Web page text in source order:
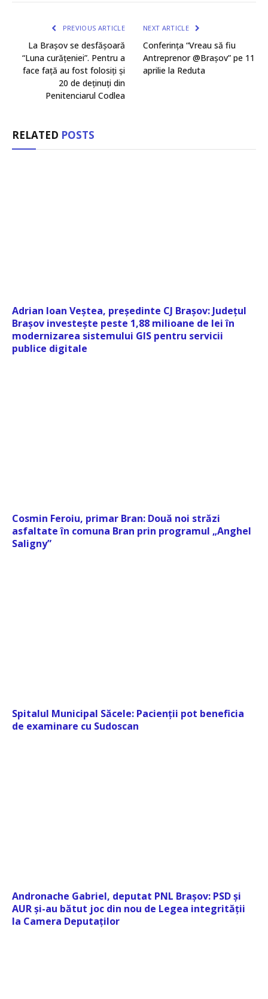
PREVIOUS ARTICLE
La Brașov se desfășoară
“Luna curățeniei”. Pentru a
face față au fost folosiți și
20 de deținuți din
Penitenciarul Codlea
NEXT ARTICLE
Conferința “Vreau să fiu
Antreprenor @Brașov” pe 11
aprilie la Reduta
RELATED POSTS
Adrian Ioan Veștea, președinte CJ Brașov: Județul
Brașov investește peste 1,88 milioane de lei în
modernizarea sistemului GIS pentru servicii
publice digitale
Cosmin Feroiu, primar Bran: Două noi străzi
asfaltate în comuna Bran prin programul „Anghel
Saligny”
Spitalul Municipal Săcele: Pacienții pot beneficia
de examinare cu Sudoscan
Andronache Gabriel, deputat PNL Brașov: PSD și
AUR și-au bătut joc din nou de Legea integrității
la Camera Deputaților